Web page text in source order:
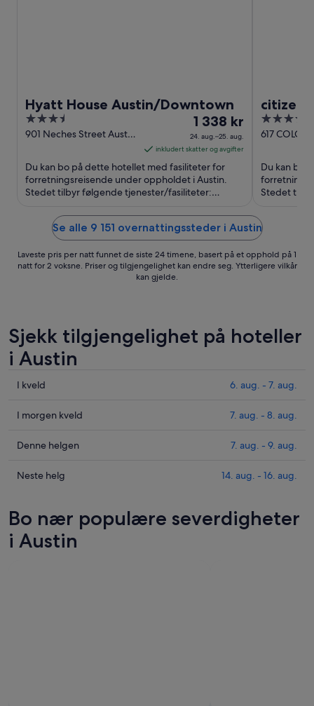
Hyatt House Austin/Downtown
3.5
out
5
901 Neches Street Austin
Prisen
er
1 338 kr
per
natt
fra
aug.
til
25.
aug.
1 338 kr
24. aug.–25. aug.
inkludert skatter og avgifter
Du kan bo på dette hotellet med fasiliteter for
forretningsreisende under oppholdet i Austin.
Stedet tilbyr følgende tjenester/fasiliteter:
4
out
5
617
Du kan bo
Stedet
Se alle 9 151 overnattingssteder i Austin
Laveste pris per natt funnet de siste 24 timene, basert på et opphold på 1
natt for 2 voksne. Priser og tilgjengelighet kan endre seg. Ytterligere vilkår
kan gjelde.
Sjekk tilgjengelighet på hoteller
i Austin
Sjekk
i
for
kveld,
-
aug.
I kveld 6. aug. - 7. aug.
Sjekk
i
for
kveld,
7.
aug.
I morgen kveld 7. aug. - 8. aug.
Sjekk
i
denne
helgen,
7.
Denne helgen 7. aug. - 9. aug.
Sjekk
Austin
for
neste
Neste helg 14. aug. - 16. aug.
Bo nær populære severdigheter
i Austin